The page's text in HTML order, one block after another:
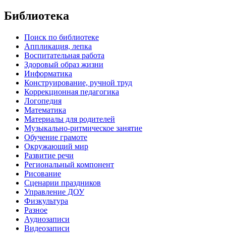
Библиотека
Поиск по библиотеке
Аппликация, лепка
Воспитательная работа
Здоровый образ жизни
Информатика
Конструирование, ручной труд
Коррекционная педагогика
Логопедия
Математика
Материалы для родителей
Музыкально-ритмическое занятие
Обучение грамоте
Окружающий мир
Развитие речи
Региональный компонент
Рисование
Сценарии праздников
Управление ДОУ
Физкультура
Разное
Аудиозаписи
Видеозаписи